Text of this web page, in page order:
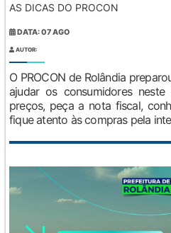
AS DICAS DO PROCON
DATA: 07 AGO
AUTOR:
O PROCON de Rolândia
ajudar os consumidores neste
preços, peça a nota fiscal,
fique atento às compras pela